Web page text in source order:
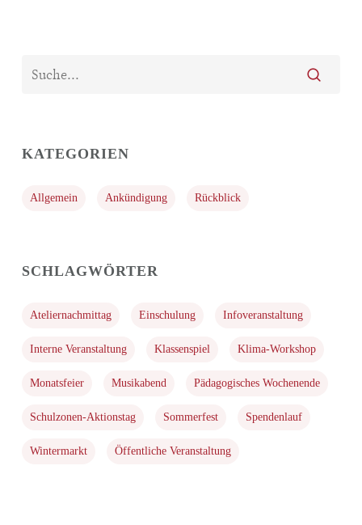
KATEGORIEN
Allgemein Ankündigung Rückblick
SCHLAGWÖRTER
Ateliernachmittag Einschulung Infoveranstaltung
Interne Veranstaltung Klassenspiel Klima-Workshop
Monatsfeier Musikabend Pädagogisches Wochenende
Schulzonen-Aktionstag Sommerfest Spendenlauf
Wintermarkt Öffentliche Veranstaltung